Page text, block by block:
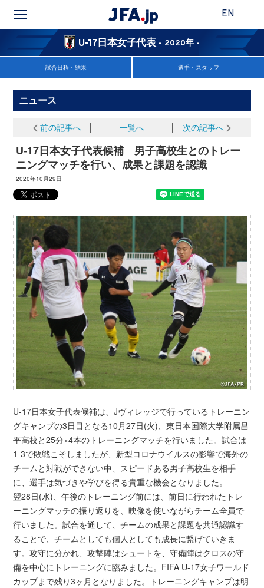
EN
U-17日本女子代表 - 2020年 -
試合日程・結果 選手・スタッフ
ニュース
前の記事へ 一覧へ 次の記事へ
U-17日本女子代表候補 男子高校生とのトレー
ニングマッチを行い、成果と課題を認識
2020年10月29日
U-17日本女子代表候補は、Jヴィレッジで行っているトレーニン
グキャンプの3日目となる10月27日(火)、東日本国際大学附属昌
平高校と25分×4本のトレーニングマッチを行いました。試合は
1-3で敗戦こそしましたが、新型コロナウイルスの影響で海外の
チームと対戦ができない中、スピードある男子高校生を相手
に、選手は気づきや学びを得る貴重な機会となりました。
翌28日(水)、午後のトレーニング前には、前日に行われたトレ
ーニングマッチの振り返りを、映像を使いながらチーム全員で
行いました。試合を通して、チームの成果と課題を共通認識す
ることで、チームとしても個人としても成長に繋げていきま
す。攻守に分かれ、攻撃陣はシュートを、守備陣はクロスの守
備を中心にトレーニングに臨みました。FIFA U-17女子ワールド
カップまで残り3ヶ月となりました。トレーニングキャンプは明